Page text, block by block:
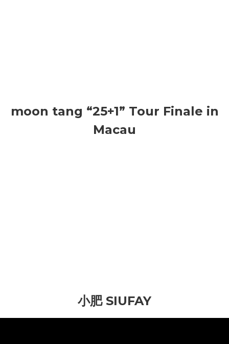
moon tang “25+1” Tour Finale in
Macau
小肥 SIUFAY